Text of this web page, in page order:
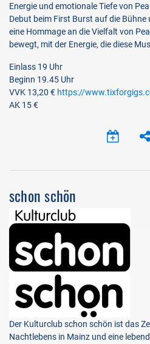
Energie und emotionale Tiefe von
Debut beim First Burst auf die Bühne
eine Hommage an die Vielfalt von
bewegt, mit der Energie, die diese
Einlass 19 Uhr
Beginn 19.45 Uhr
VVK 13,20 € https://
AK 15 €
schon schön
Der Kulturclub schon schön ist das
Nachtlebens in Mainz und eine